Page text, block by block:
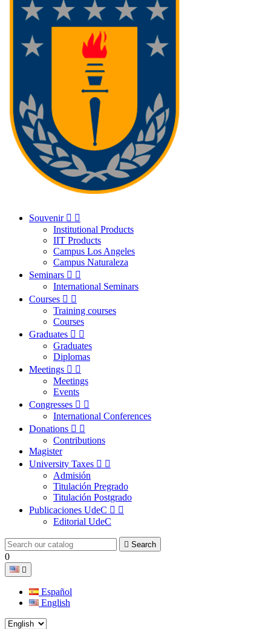
Souvenir  
Institutional Products
IIT Products
Campus Los Angeles
Campus Naturaleza
Seminars  
International Seminars
Courses  
Training courses
Courses
Graduates  
Graduates
Diplomas
Meetings  
Meetings
Events
Congresses  
International Conferences
Donations  
Contributions
Magister
University Taxes  
Admisión
Titulación Pregrado
Titulación Postgrado
Publicaciones UdeC  
Editorial UdeC
 Search
0

Español
English